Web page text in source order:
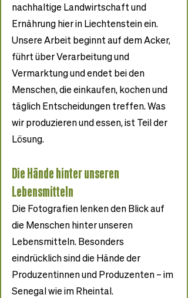
nachhaltige Landwirtschaft und
Ernährung hier in Liechtenstein ein.
Unsere Arbeit beginnt auf dem Acker,
führt über Verarbeitung und
Vermarktung und endet bei den
Menschen, die einkaufen, kochen und
täglich Entscheidungen treffen. Was
wir produzieren und essen, ist Teil der
Lösung.
Die Hände hinter unseren
Lebensmitteln
Die Fotografien lenken den Blick auf
die Menschen hinter unseren
Lebensmitteln. Besonders
eindrücklich sind die Hände der
Produzentinnen und Produzenten – im
Senegal wie im Rheintal.